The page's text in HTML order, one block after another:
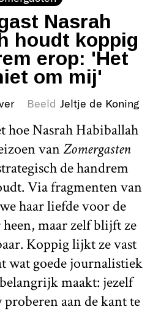
Nasrah
houdt koppig
erop: 'Het
om mij'
Beeld Jeltje de Koning
hoe Nasrah Habiballah
vanZomergasten
de handrem
Via fragmenten van
haar liefde voor de
maar zelf blijft ze
Koppig lijkt ze vast
wat goede journalistiek
maakt: jezelf
aan de kant te